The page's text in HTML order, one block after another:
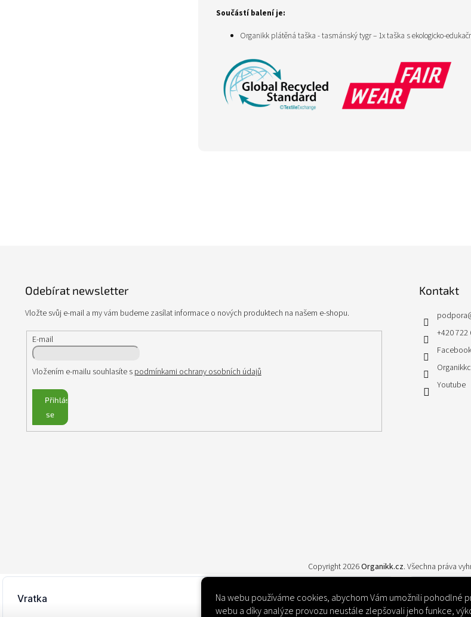
Na webu používáme cookies, abychom Vám umožnili pohodlné
webu a díky analýze provozu neustále zlepšovali jeho funkce,
Součástí balení je:
Organikk plátěná taška - tasmánský tygr – 1x taška s ekologicko-
Odebírat newsletter
Vložte svůj e-mail a my vám budeme zasílat informace o nových produktech na našem e-shopu.
E-mail
Vložením e-mailu souhlasíte s podmínkami ochrany osobních údajů
Přihlásit
se
Kontakt
podpora
+420 722
Facebook
Youtube
Copyright 2026Organikk.cz. Všechna práva